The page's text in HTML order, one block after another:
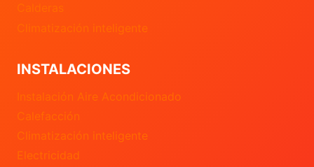
Calderas
Climatización inteligente
INSTALACIONES
Instalación Aire Acondicionado
Calefacción
Climatización inteligente
Electricidad